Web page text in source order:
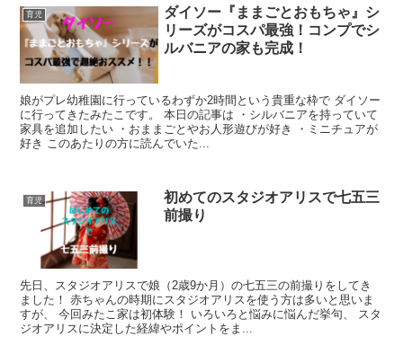
育児
ダイソー『ままごとおもちゃ』シ
リーズがコスパ最強！コンプでシ
ルバニアの家も完成！
娘がプレ幼稚園に行っているわずか2時間という貴重な枠で ダイソー
に行ってきたみたこです。 本日の記事は ・シルバニアを持っていて
家具を追加したい ・おままごとやお人形遊びが好き ・ミニチュアが
好き このあたりの方に読んでいた...
育児
初めてのスタジオアリスで七五三
前撮り
先日、スタジオアリスで娘（2歳9か月）の七五三の前撮りをしてき
ました！ 赤ちゃんの時期にスタジオアリスを使う方は多いと思いま
すが、 今回みたこ家は初体験！ いろいろと悩みに悩んだ挙句、 スタ
ジオアリスに決定した経緯やポイントをま...